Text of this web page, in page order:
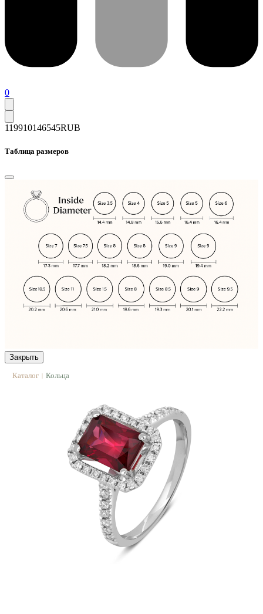
0
119910146545RUB
Таблица размеров
Закрыть
Каталог | Кольца